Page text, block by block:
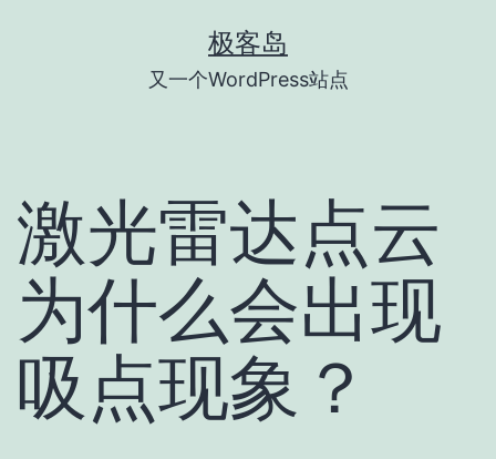
极客岛
又一个WordPress站点
激光雷达点云
为什么会出现
吸点现象？